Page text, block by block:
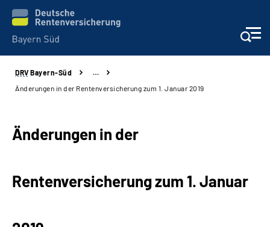
Beratung und Kontakt
Rehaverbund
DRV Bayern-Süd
…
Änderungen in der Rentenversicherung zum 1. Januar 2019
Änderungen in der
Rentenversicherung zum 1. Januar